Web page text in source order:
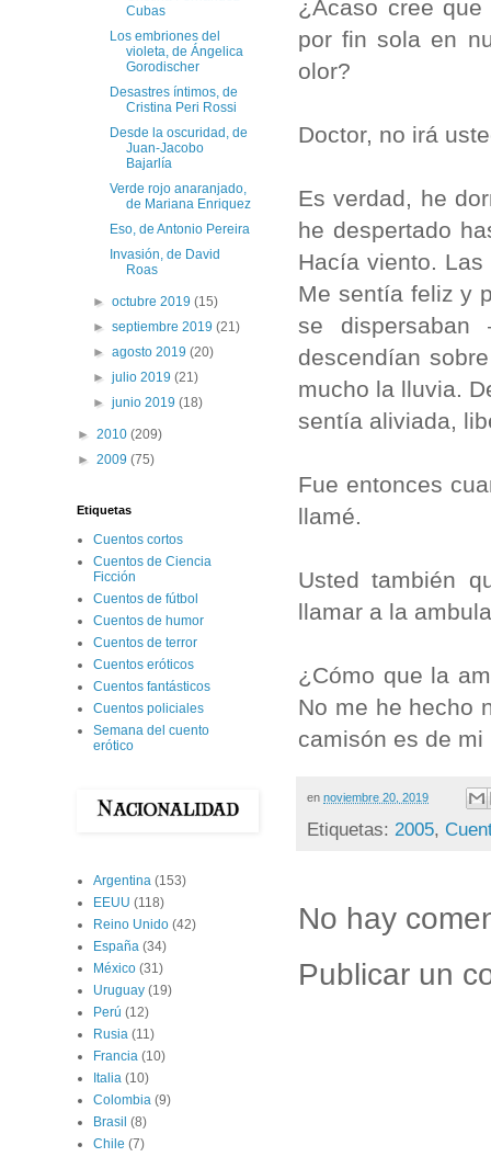
¿Acaso cree
por fin sola en
olor?
Doctor, no irá
Es verdad, he
he despertado
Hacía viento.
Me sentía feliz y
se
descendían
mucho la lluvia.
sentía aliviada,
Fue entonces
llamé.
Usted también
llamar a la
¿Cómo que la
No me he hecho
camisón es de
en noviembre 20, 2019
Etiquetas: 2005,
No hay
Publicar un
Cubas
Los embriones del
violeta, de Ángelica
Gorodischer
Desastres íntimos, de
Cristina Peri Rossi
Desde la oscuridad, de
Juan-Jacobo
Bajarlía
Verde rojo anaranjado,
de Mariana Enriquez
Eso, de Antonio Pereira
Invasión, de David
Roas
►octubre 2019(15)
►septiembre 2019(21)
►agosto 2019(20)
►julio 2019(21)
►junio 2019(18)
► 2010 (209)
► 2009 (75)
Etiquetas
Cuentos cortos
Cuentos de Ciencia
Ficción
Cuentos de fútbol
Cuentos de humor
Cuentos de terror
Cuentos eróticos
Cuentos fantásticos
Cuentos policiales
Semana del cuento
erótico
Argentina (153)
EEUU (118)
Reino Unido (42)
España (34)
México (31)
Uruguay (19)
Perú (12)
Rusia (11)
Francia (10)
Italia (10)
Colombia (9)
Brasil (8)
Chile (7)